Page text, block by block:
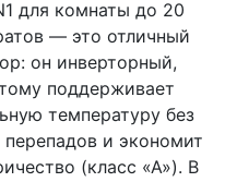
для комнаты до 20
— это отличный
он инверторный,
поддерживает
температуру без
перепадов и экономит
(класс «А»). В